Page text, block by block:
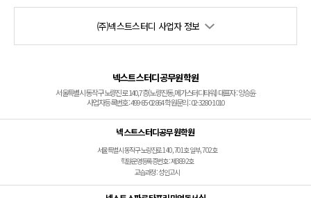
(주)넥스트스터디 사업자 정보
넥스트스터디공무원학원
서울특별시 동작구 노량진로 140, 7층(노량진동, 메가스터디타워) 대표자 : 양승윤
사업자등록번호 : 499-85-02864 학원문의 : 02-3280-1010
넥스트스터디공무원학원
서울특별시 동작구 노량진로 140, 701호 일부, 702호
학원운영등록증번호 : 제3892호
교습과정 : 성인고시